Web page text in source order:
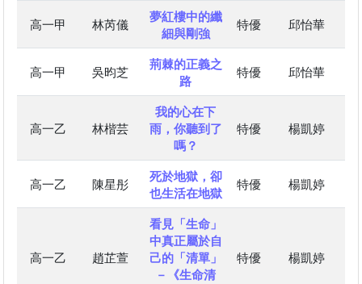
高一甲 林芮儀
夢紅樓中的纖
細與剛強
特優 邱怡華
高一甲 吳昀芝
荊棘的正義之
路
特優 邱怡華
高一乙 林楷芸
我的心在下
雨，你聽到了
嗎？
特優 楊凱婷
高一乙 陳星彤
死於地獄，卻
也生活在地獄
特優 楊凱婷
高一乙 趙芷萱
看見「生命」
中真正屬於自
己的「清單」
－《生命清
特優 楊凱婷